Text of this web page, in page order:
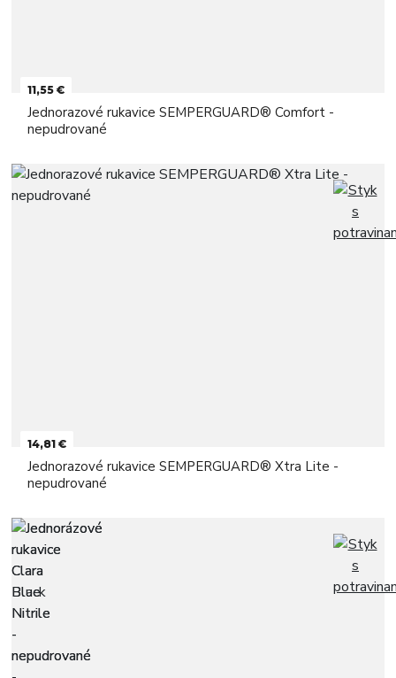
11,55 €
Jednorazové rukavice SEMPERGUARD® Comfort -
nepudrované
14,81 €
Jednorazové rukavice SEMPERGUARD® Xtra Lite -
nepudrované